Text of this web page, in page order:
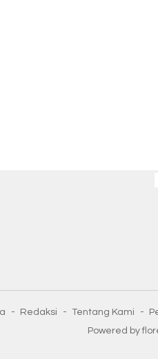
Redaksi Tentang Kami
Powered by